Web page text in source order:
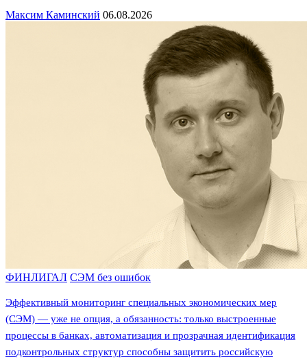
Максим Каминский 06.08.2026
ФИНЛИГАЛ СЭМ без ошибок
Эффективный мониторинг специальных экономических мер
(СЭМ) — уже не опция, а обязанность: только выстроенные
процессы в банках, автоматизация и прозрачная идентификация
подконтрольных структур способны защитить российскую